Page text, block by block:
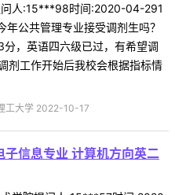
问人:15***98时间:2020-04-291
公共管理专业接受调剂生吗？
，英语四六级已过，有希望调
剂工作开始后我校会根据指标情
工大学 2022-10-17
信息专业 计算机方向英二